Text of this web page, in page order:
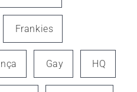
Frankies
Gay HQ